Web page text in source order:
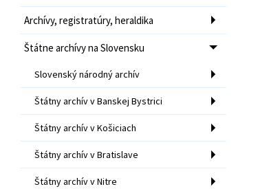
Archívy, registratúry, heraldika
Štátne archívy na Slovensku
Slovenský národný archív
Štátny archív v Banskej Bystrici
Štátny archív v Košiciach
Štátny archív v Bratislave
Štátny archív v Nitre